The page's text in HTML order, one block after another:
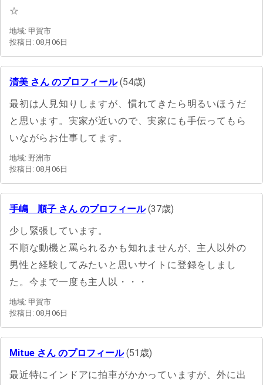
☆
地域: 甲賀市
投稿日: 08月06日
清美 さん のプロフィール(54歳)
最初は人見知りしますが、慣れてきたら明るいほうだ
と思います。実家が近いので、実家にも手伝ってもら
いながらお仕事してます。
地域: 野洲市
投稿日: 08月06日
手嶋 順子 さん のプロフィール(37歳)
少し緊張しています。
不順な動機と罵られるかも知れませんが、主人以外の
男性と経験してみたいと思いサイトに登録をしまし
た。今まで一度も主人以・・・
地域: 甲賀市
投稿日: 08月06日
Mitue さん のプロフィール(51歳)
最近特にインドアに拍車がかかっていますが、外に出